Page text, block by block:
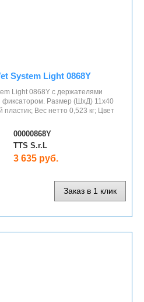
System Light 0868Y
Light 0868Y с держателями
фиксатором. Размер (ШхД) 11х40
Вес нетто 0,523 кг; Цвет
00000868Y
TTS S.r.L
3 635 руб.
Заказ в 1 клик